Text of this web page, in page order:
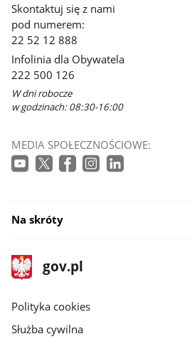
Skontaktuj się z nami
pod numerem:
22 52 12 888
Infolinia dla Obywatela
222 500 126
W dni robocze
w godzinach: 08:30-16:00
MEDIA SPOŁECZNOŚCIOWE:
Na skróty
stopka
gov.pl
Strona
gov.pl
gov.pl
Polityka cookies
Służba cywilna